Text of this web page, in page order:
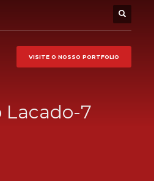
VISITE O NOSSO PORTFOLIO
7